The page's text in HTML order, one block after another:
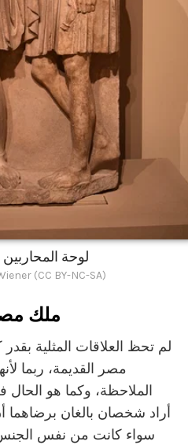
لوحة المحاربين
(CC BY-NC-SA)
ملك
لم تحظ العلاقات المثلية
مصر القديمة، ربما
الملاحظة، وكما هو الحال
أراد شخصان بالغان برضاهما
سواء كانت من نفس الجنس